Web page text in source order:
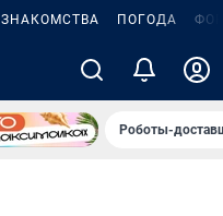
ЗНАКОМСТВА ПОГОДА
Роботы-